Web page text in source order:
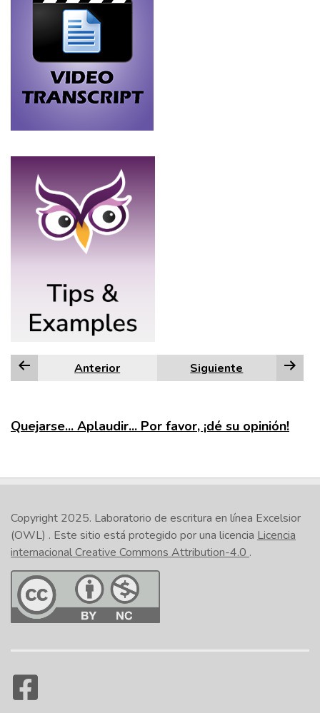
Anterior Siguiente
Quejarse... Aplaudir... Por favor, ¡dé su opinión!
Copyright 2025. Laboratorio de escritura en línea Excelsior
(OWL) . Este sitio está protegido por una licencia Licencia
internacional Creative Commons Attribution-4.0.